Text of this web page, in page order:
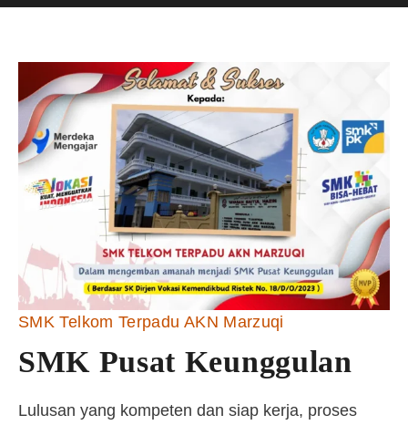
SMK Telkom Terpadu AKN Marzuqi
SMK Pusat Keunggulan
Lulusan yang kompeten dan siap kerja, proses